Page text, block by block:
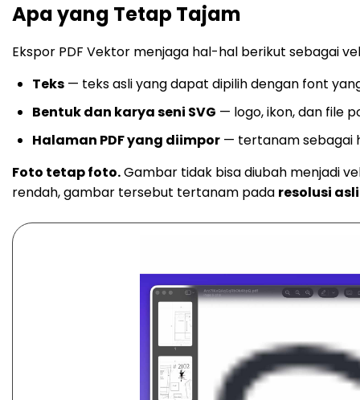
Apa yang Tetap Tajam
Ekspor PDF Vektor menjaga hal-hal berikut sebagai
Teks — teks asli yang dapat dipilih dengan font
Bentuk dan karya seni SVG — logo, ikon, dan file
Halaman PDF yang diimpor — tertanam sebagai
Foto tetap foto.Gambar tidak bisa diubah menjadi
rendah, gambar tersebut tertanam pada resolusi